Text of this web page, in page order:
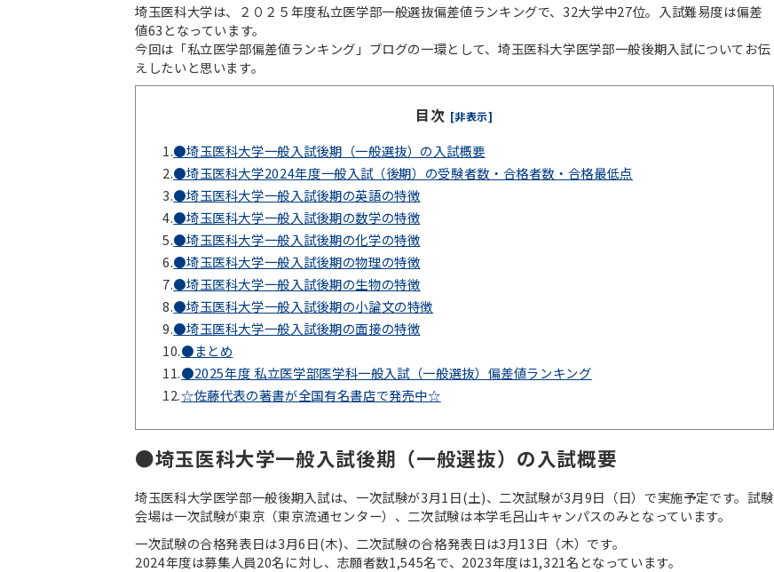
埼玉医科大学は、２０２５年度私立医学部一般選抜偏差値ランキングで、32大学中27位。入試難易度は偏差
値63となっています。
今回は「私立医学部偏差値ランキング」ブログの一環として、埼玉医科大学医学部一般後期入試についてお伝
えしたいと思います。
目次 [非表示]
1.●埼玉医科大学一般入試後期（一般選抜）の入試概要
2.●埼玉医科大学2024年度一般入試（後期）の受験者数・合格者数・合格最低点
3.●埼玉医科大学一般入試後期の英語の特徴
4.●埼玉医科大学一般入試後期の数学の特徴
5.●埼玉医科大学一般入試後期の化学の特徴
6.●埼玉医科大学一般入試後期の物理の特徴
7.●埼玉医科大学一般入試後期の生物の特徴
8.●埼玉医科大学一般入試後期の小論文の特徴
9.●埼玉医科大学一般入試後期の面接の特徴
10.●まとめ
11.●2025年度 私立医学部医学科一般入試（一般選抜）偏差値ランキング
12.☆佐藤代表の著書が全国有名書店で発売中☆
●埼玉医科大学一般入試後期（一般選抜）の入試概要
埼玉医科大学医学部一般後期入試は、一次試験が3月1日(土)、二次試験が3月9日（日）で実施予定です。試験
会場は一次試験が東京（東京流通センター）、二次試験は本学毛呂山キャンパスのみとなっています。
一次試験の合格発表日は3月6日(木)、二次試験の合格発表日は3月13日（木）です。
2024年度は募集人員20名に対し、志願者数1,545名で、2023年度は1,321名となっています。